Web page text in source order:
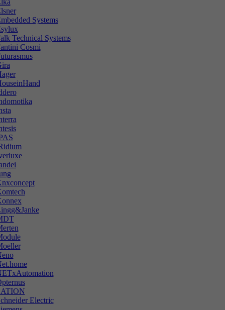
Systems
Techniсal Systems
Cosmi
Electric